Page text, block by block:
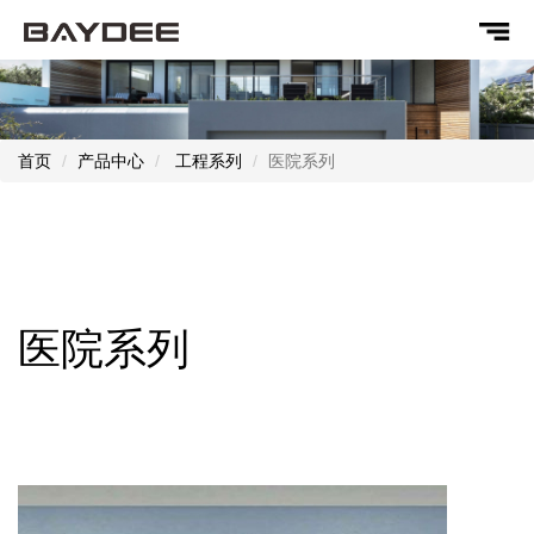
首页 产品中心 工程系列 医院系列
医院系列